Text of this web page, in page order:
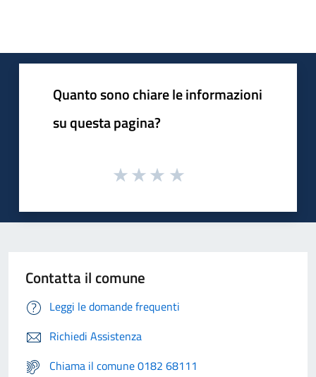
Quanto sono chiare le informazioni
su questa pagina?
Contatta il comune
Leggi le domande frequenti
Richiedi Assistenza
Chiama il comune 0182 68111